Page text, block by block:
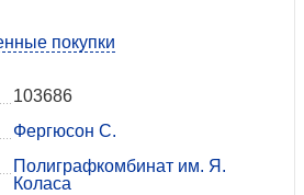
покупки
103686
Фергюсон С.
Полиграфкомбинат им. Я.
Коласа